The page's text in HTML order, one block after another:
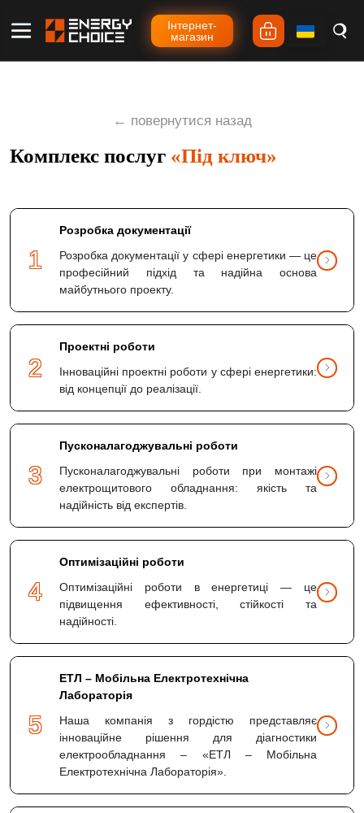
Iнтернет-
магазин
← повернутися назад
Комплекс послуг «Під ключ»
1
Розробка документації
Розробка документації у сфері енергетики — це
професійний підхід та надійна основа
майбутнього проекту.
2
Проектні роботи
Інноваційні проектні роботи у сфері енергетики:
від концепції до реалізації.
3
Пусконалагоджувальні роботи
Пусконалагоджувальні роботи при монтажі
електрощитового обладнання: якість та
надійність від експертів.
4
Оптимізаційні роботи
Оптимізаційні роботи в енергетиці — це
підвищення ефективності, стійкості та
надійності.
5
ЕТЛ – Мобільна Електротехнічна
Лабораторія
Наша компанія з гордістю представляє
інноваційне рішення для діагностики
електрообладнання – «ЕТЛ – Мобільна
Електротехнічна Лабораторія».